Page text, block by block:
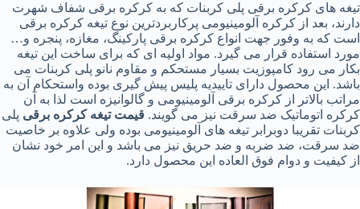
تیغه های کرکره برقی پلی کربنات که به کرکره برقی شفاف شهرت
دارند، بعد از کرکره آلومینیومی پرکاربردترین نوع تیغه کرکره برقی
است که به وفور جهت انواع کرکره برقی پارکینگ، مغازه، پنجره و…
مورد استفاده قرار می گیرد. مواد اولیه ای که برای ساخت این تیغه
بکار می رود کامپوزیت بسیار مستحکم و مقاوم نانو پلی کربنات می
باشد. این محصول دارای تاییدیه پلیس پیش گیری بوده واستحکام آن به
مراتب بالاتر از کرکره برقی آلومینیومی و گالوانیزه است لذا به آن
کرکره اتوماتیک ضد سرقت نیز می گویند. قیمت تیغه کرکره برقی پلی
کربنات تقریبا دوبرابر تیغه های آلومینیومی بوده ولی علاوه بر خاصیت
ضد سرقت، ضد ضربه و ضد حریق نیز می باشد و این امر خود نشان
از کیفیت و دوام فوق العاده این محصول دارد.